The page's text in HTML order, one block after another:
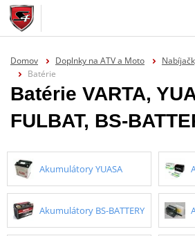
Domov Doplnky na ATV a Moto
Batérie
Batérie VARTA,
FULBAT, BS-
Akumulátory YUASA
Akumulátory BS-BATTERY